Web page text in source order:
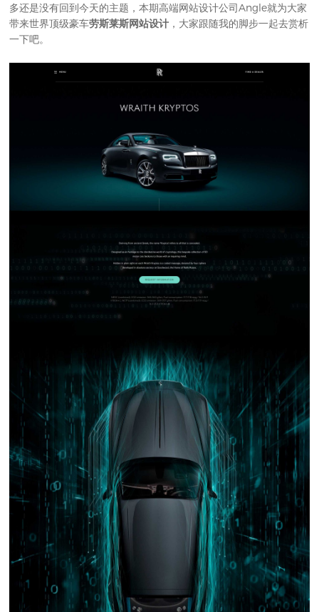
多还是没有回到今天的主题，本期高端网站设计公司Angle就为大家
带来世界顶级豪车劳斯莱斯网站设计 ，大家跟随我的脚步一起去赏析
一下吧。